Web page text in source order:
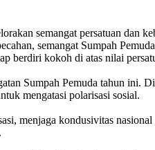
semangat persatuan dan
semangat Sumpah
berdiri kokoh di atas nilai
Sumpah Pemuda tahun
mengatasi polarisasi sosial.
menjaga kondusivitas